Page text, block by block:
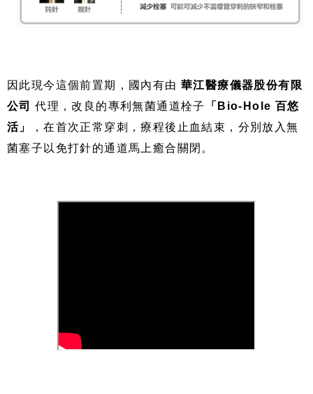
因此現今這個前置期，國內有由 華江醫療儀器股份有限
公司代理，改良的專利無菌通道栓子
「Bio-Hole 百悠
活」
，在首次正常穿刺，療程後止血結束，分別放入無
菌塞子以免打針的通道馬上癒合關閉。